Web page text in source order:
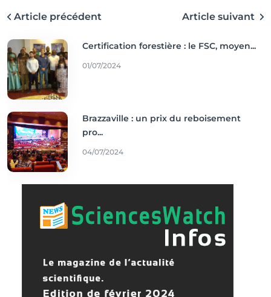
Article précédent Article suivant
Certification forestière : le FSC, moyen...
01/07/2024
Brazzaville : un prix du reboisement
pro...
04/07/2024